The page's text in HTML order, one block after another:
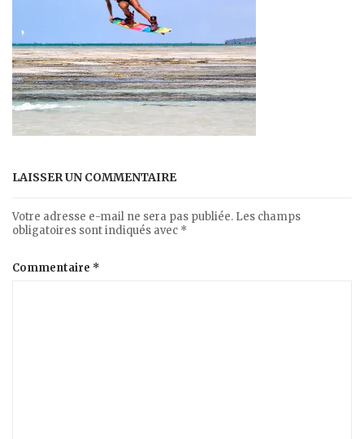
LAISSER UN COMMENTAIRE
Votre adresse e-mail ne sera pas publiée. Les champs
obligatoires sont indiqués avec *
Commentaire *